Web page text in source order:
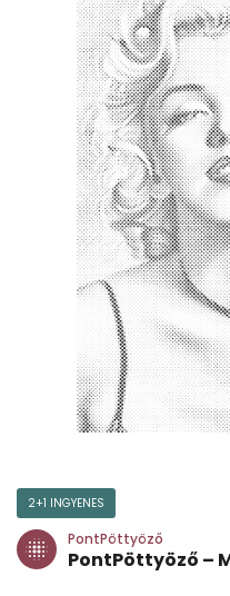
2+1 INGYENES
PontPöttyöző
PontPöttyöző –